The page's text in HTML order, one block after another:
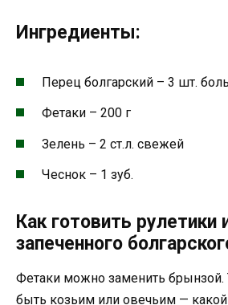
Ингредиенты:
Перец болгарский – 3 шт.
Фетаки – 200 г
Зелень – 2 ст.л. свежей
Чеснок – 1 зуб.
Как готовить рулетики
запеченного
Фетаки можно заменить
быть козьим или овечьим —